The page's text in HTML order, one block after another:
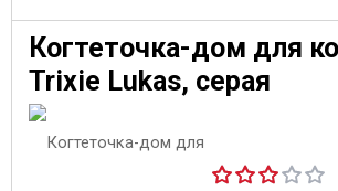
Когтеточка-дом для
Trixie Lukas, серая